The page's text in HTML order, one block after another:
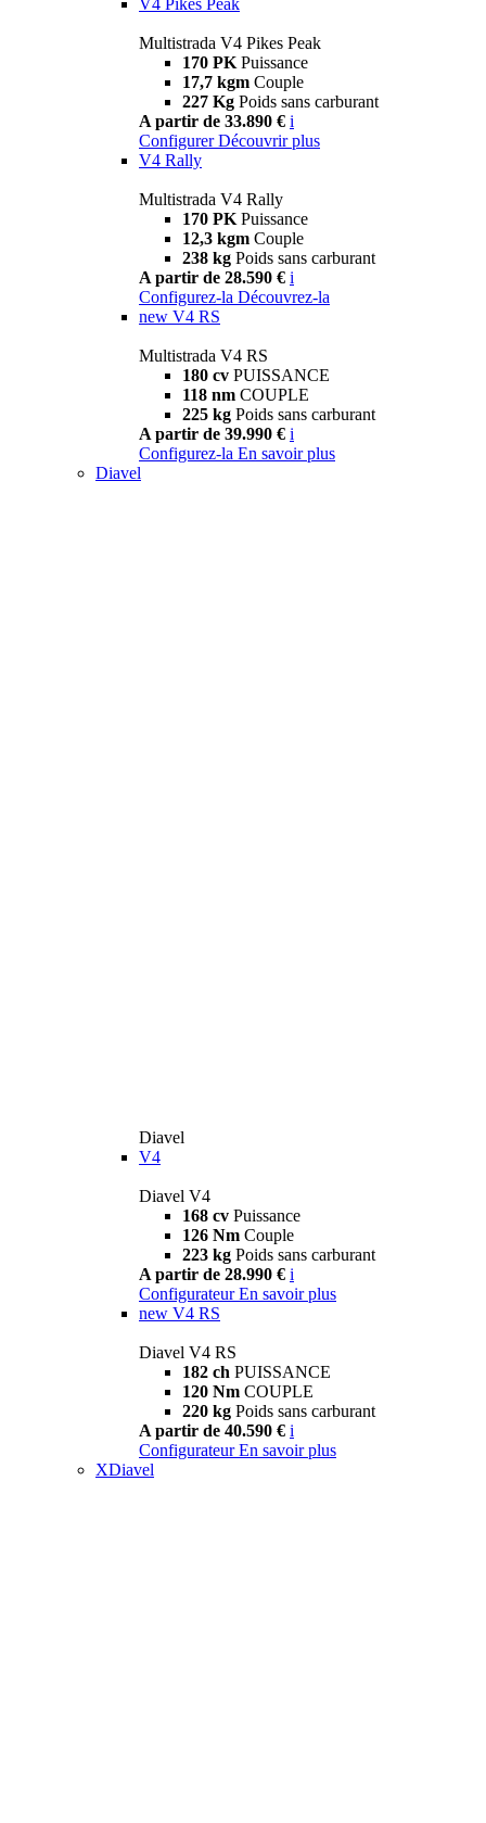
Multistrada V4 Pikes Peak
170 PK Puissance
17,7 kgm Couple
227 Kg Poids sans carburant
A partir de 33.890 € i
Configurer Découvrir plus
V4 Rally
Multistrada V4 Rally
170 PK Puissance
12,3 kgm Couple
238 kg Poids sans carburant
A partir de 28.590 € i
Configurez-la Découvrez-la
new V4 RS
Multistrada V4 RS
180 cv PUISSANCE
118 nm COUPLE
225 kg Poids sans carburant
A partir de 39.990 € i
Configurez-la En savoir plus
Diavel
Diavel
V4
Diavel V4
168 cv Puissance
126 Nm Couple
223 kg Poids sans carburant
A partir de 28.990 € i
Configurateur En savoir plus
new V4 RS
Diavel V4 RS
182 ch PUISSANCE
120 Nm COUPLE
220 kg Poids sans carburant
A partir de 40.590 € i
Configurateur En savoir plus
XDiavel